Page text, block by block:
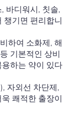
바디워시, 칫솔,
챙기면 편리합니
하여 소화제, 해
기본적인 상비
하는 약이 있다
자외선 차단제,
쾌적한 출장이